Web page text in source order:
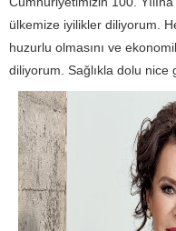
ülkemize iyilikler diliyorum.
huzurlu olmasını ve
diliyorum. Sağlıkla dolu nice